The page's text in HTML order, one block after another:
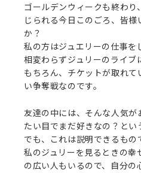
ゴールデンウィークも終わ
じられる今日このごろ、皆
か？
私の方はジュエリーの仕事を
相変わらずジュリーのライブ
もちろん、チケットが取れて
い争奪戦なのです。
友達の中には、そんな人気
たい目でまだ好きなの？とい
でも、これは説明できるもの
私のジュリーを見るときの
の広い人もいるので、自分の